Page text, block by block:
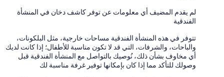
لم يقدم المضيف أي معلومات عن توفر كاشف دخان في المنشأة
الفندقية
تتوفر في هذه المنشأة الفندقية مساحات خارجية، مثل البلكونات،
والباحات، والشرفات، التي قد لا تكون مناسبة للأطفال؛ إذا كانت لديك
أي مخاوف بشأن ذلك، نُوصيك بالتواصل مع المنشأة الفندقية قبل
وصولك للتأكد مما إذا كان بإمكانها توفير غرفة مناسبة لك